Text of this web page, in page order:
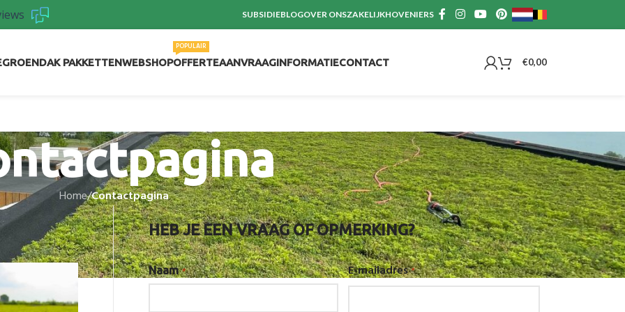
SUBSIDIEBLOGOVER ONSZAKELIJKHOVENIERS
GROENDAK PAKKETTENWEBSHOPOFFERTEAANVRAAG
POPULAIR
INFORMATIECONTACT €0,00
Home/Contactpagina
HEB JE EEN VRAAG OF OPMERKING?
Naam * E-mailadres*